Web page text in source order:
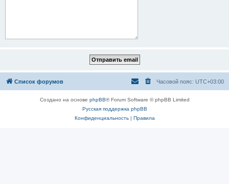
Список форумов Часовой пояс: UTC+03:00
Создано на основе phpBB® Forum Software © phpBB Limited
Русская поддержка phpBB
Конфиденциальность| Правила